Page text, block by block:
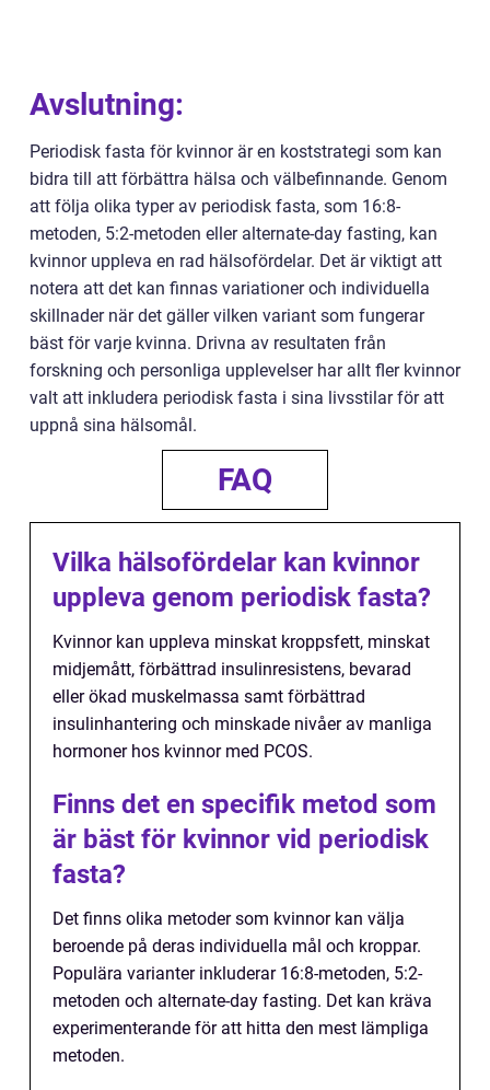
Avslutning:
Periodisk fasta för kvinnor är en koststrategi som kan
bidra till att förbättra hälsa och välbefinnande. Genom
att följa olika typer av periodisk fasta, som 16:8-
metoden, 5:2-metoden eller alternate-day fasting, kan
kvinnor uppleva en rad hälsofördelar. Det är viktigt att
notera att det kan finnas variationer och individuella
skillnader när det gäller vilken variant som fungerar
bäst för varje kvinna. Drivna av resultaten från
forskning och personliga upplevelser har allt fler kvinnor
valt att inkludera periodisk fasta i sina livsstilar för att
uppnå sina hälsomål.
FAQ
Vilka hälsofördelar kan kvinnor
uppleva genom periodisk fasta?
Kvinnor kan uppleva minskat kroppsfett, minskat
midjemått, förbättrad insulinresistens, bevarad
eller ökad muskelmassa samt förbättrad
insulinhantering och minskade nivåer av manliga
hormoner hos kvinnor med PCOS.
Finns det en specifik metod som
är bäst för kvinnor vid periodisk
fasta?
Det finns olika metoder som kvinnor kan välja
beroende på deras individuella mål och kroppar.
Populära varianter inkluderar 16:8-metoden, 5:2-
metoden och alternate-day fasting. Det kan kräva
experimenterande för att hitta den mest lämpliga
metoden.